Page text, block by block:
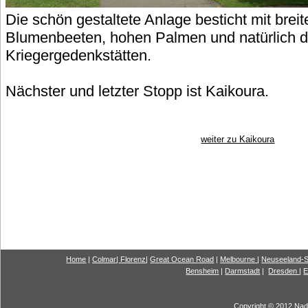
Die schön gestaltete Anlage besticht mit
Blumenbeeten, hohen Palmen und natürlich
Kriegergedenkstätten.
Nächster und letzter Stopp ist Kaikoura.
weiter zu Kaikoura
Home |Colmar| Florenz|Great Ocean Road | Melbourne | Neuseeland-
Bensheim | Darmstadt | Dresden |
Copyright © 2012